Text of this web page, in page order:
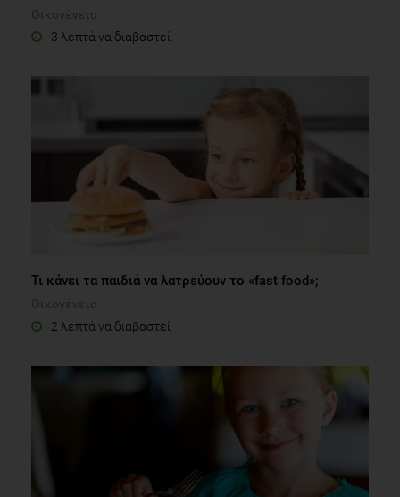
Οικογένεια
3 λεπτά να διαβαστεί
Τι κάνει τα παιδιά να λατρεύουν το «fast food»;
Οικογένεια
2 λεπτά να διαβαστεί